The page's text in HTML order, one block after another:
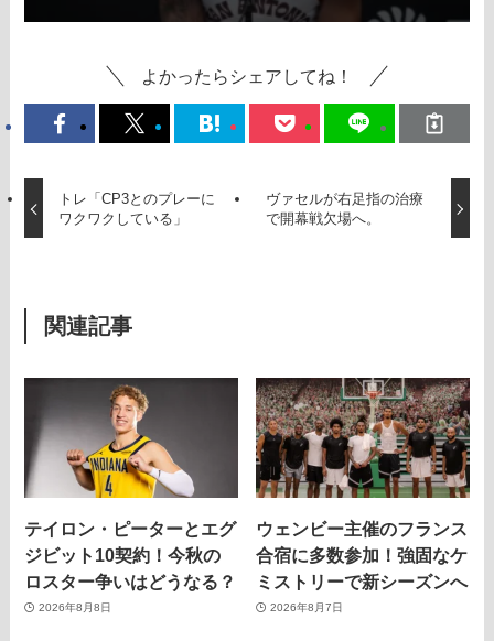
よかったらシェアしてね！
トレ「CP3とのプレーに
ワクワクしている」
ヴァセルが右足指の治療
で開幕戦欠場へ。
関連記事
テイロン・ピーターとエグ
ジビット10契約！今秋の
ロスター争いはどうなる？
2026年8月8日
ウェンビー主催のフランス
合宿に多数参加！強固なケ
ミストリーで新シーズンへ
2026年8月7日